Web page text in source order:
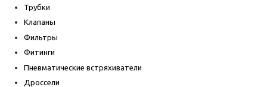
Трубки
Клапаны
Фильтры
Фитинги
Пневматические встряхиватели
Дроссели